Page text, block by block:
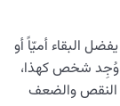
وما هو
البقاء أمیّاً أو
وُجِد شخص كهذا،
النقص والضعف